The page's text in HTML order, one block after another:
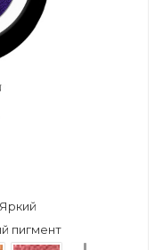
пигмент